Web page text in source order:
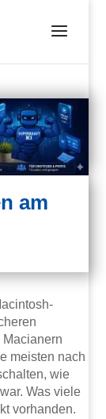
am
Macianern
meisten nach
wie
Was viele
vorhanden.